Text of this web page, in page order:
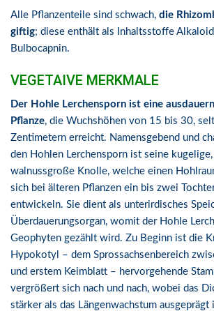
Alle Pflanzenteile sind schwach, die
giftig; diese enthält als Inhaltsstoffe
Bulbocapnin.
VEGETAIVE MERKMALE
Der Hohle Lerchensporn ist eine
Pflanze, die Wuchshöhen von 15 bis 30,
Zentimetern erreicht. Namensgebend und
den Hohlen Lerchensporn ist seine
walnussgroße Knolle, welche einen
sich bei älteren Pflanzen ein bis zwei
entwickeln. Sie dient als unterirdisches
Überdauerungsorgan, womit der Hohle
Geophyten gezählt wird. Zu Beginn ist die
Hypokotyl – dem Sprossachsenbereich
und erstem Keimblatt – hervorgehende
vergrößert sich nach und nach, wobei das
stärker als das Längenwachstum ausgeprägt